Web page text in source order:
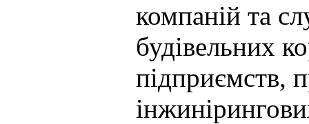
компаній та
будівельних
підприємств,